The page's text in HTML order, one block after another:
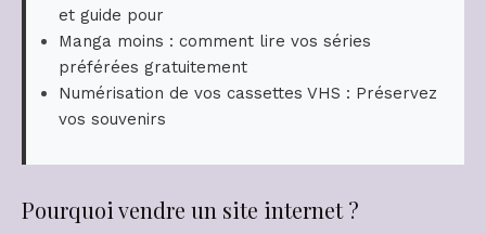
et guide pour
Manga moins : comment lire vos séries
préférées gratuitement
Numérisation de vos cassettes VHS : Préservez
vos souvenirs
Pourquoi vendre un site internet ?